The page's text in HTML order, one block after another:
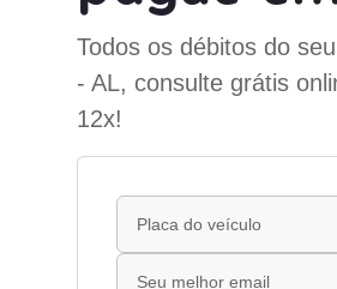
Todos os débitos do
- AL, consulte grátis
12x!